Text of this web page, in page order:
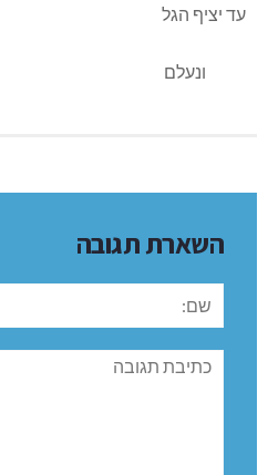
עד יציף הגל
ונעלם
השארת תגובה
שם:
תגובה